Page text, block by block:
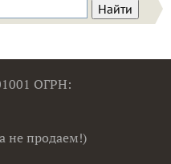
ОГРН:
не продаем!)